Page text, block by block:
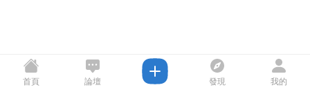
首頁 論壇 發現 我的